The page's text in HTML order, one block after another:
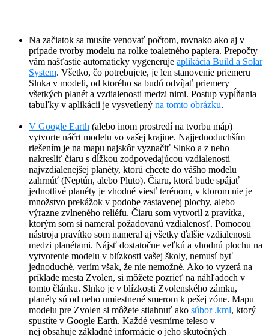
Na začiatok sa musíte venovať počtom, rovnako ako aj v
prípade tvorby modelu na rolke toaletného papiera. Prepočty
vám našťastie automaticky vygeneruje aplikácia Build a Solar
System. Všetko, čo potrebujete, je len stanovenie priemeru
Slnka v modeli, od ktorého sa budú odvíjať priemery
všetkých planét a vzdialenosti medzi nimi. Postup vypĺňania
tabuľky v aplikácii je vysvetlený na tomto obrázku.
V Google Earth (alebo inom prostredí na tvorbu máp)
vytvorte náčrt modelu vo vašej krajine. Najjednoduchším
riešením je na mapu najskôr vyznačiť Slnko a z neho
nakresliť čiaru s dĺžkou zodpovedajúcou vzdialenosti
najvzdialenejšej planéty, ktorú chcete do vášho modelu
zahrnúť (Neptún, alebo Pluto). Čiaru, ktorá bude spájať
jednotlivé planéty je vhodné viesť terénom, v ktorom nie je
množstvo prekážok v podobe zastavenej plochy, alebo
výrazne zvlneného reliéfu. Čiaru som vytvoril z pravítka,
ktorým som si nameral požadovanú vzdialenosť. Pomocou
nástroja pravítko som nameral aj všetky ďalšie vzdialenosti
medzi planétami. Nájsť dostatočne veľkú a vhodnú plochu na
vytvorenie modelu v blízkosti vašej školy, nemusí byť
jednoduché, verím však, že nie nemožné. Ako to vyzerá na
príklade mesta Zvolen, si môžete pozrieť na náhľadoch v
tomto článku. Slnko je v blízkosti Zvolenského zámku,
planéty sú od neho umiestnené smerom k pešej zóne. Mapu
modelu pre Zvolen si môžete stiahnuť ako súbor .kml, ktorý
spustíte v Google Earth. Každé vesmírne teleso v
nej obsahuje základné informácie o jeho skutočných